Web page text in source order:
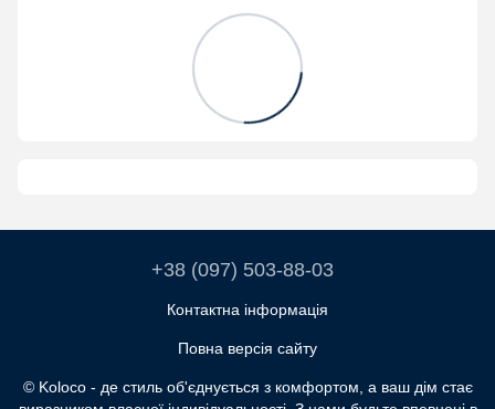
+38 (097) 503-88-03
Контактна інформація
Повна версія сайту
© Koloco - де стиль об'єднується з комфортом, а ваш дім стає